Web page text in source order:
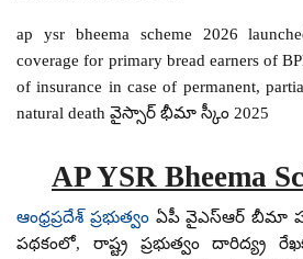
ap ysr bheema scheme 2026
coverage for primary bread earners of
of insurance in case of permanent,
natural death వైస్సార్ భీమా స్కీం 2025
AP YSR Bheema
ఆంధ్రప్రదేశ్ ప్రభుత్వంఏపీ వైఎస్ఆర్ బీమా
పథకంలో, రాష్ట్ర ప్రభుత్వం దారిద్య్ర